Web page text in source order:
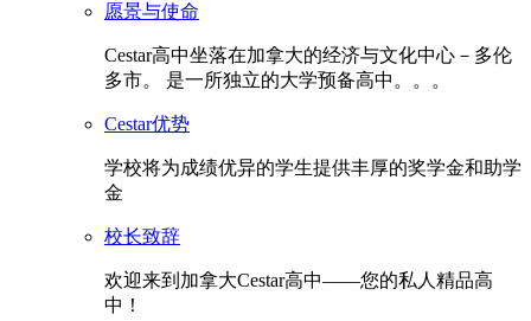
愿景与使命
Cestar高中坐落在加拿大的经济与文化中心－多伦
多市。 是一所独立的大学预备高中。。。
Cestar优势
学校将为成绩优异的学生提供丰厚的奖学金和助学
金
校长致辞
欢迎来到加拿大Cestar高中——您的私人精品高
中！